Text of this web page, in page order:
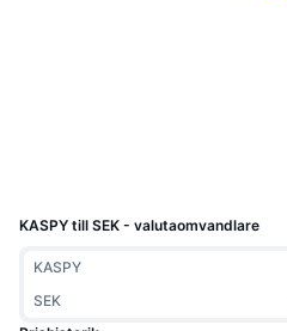
KASPY till SEK - valutaomvandlare
KASPY
SEK